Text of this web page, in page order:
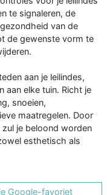
te signaleren, de
van de
de gewenste vorm te
aan je leilindes,
aan elke tuin. Richt je
snoeien,
maatregelen. Door
je beloond worden
esthetisch als
je Google-favoriet